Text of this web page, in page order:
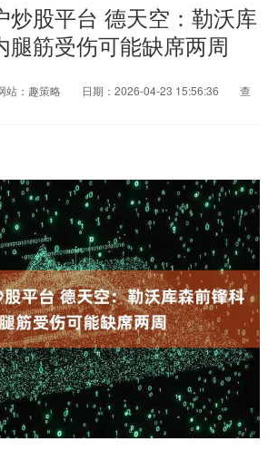
炒股平台 德天空：勒沃库
腿筋受伤可能缺席两周
站：趣策略 日期：2026-04-23 15:56:36
查